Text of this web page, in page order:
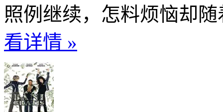
照例继续，怎料烦恼却
看详情 »